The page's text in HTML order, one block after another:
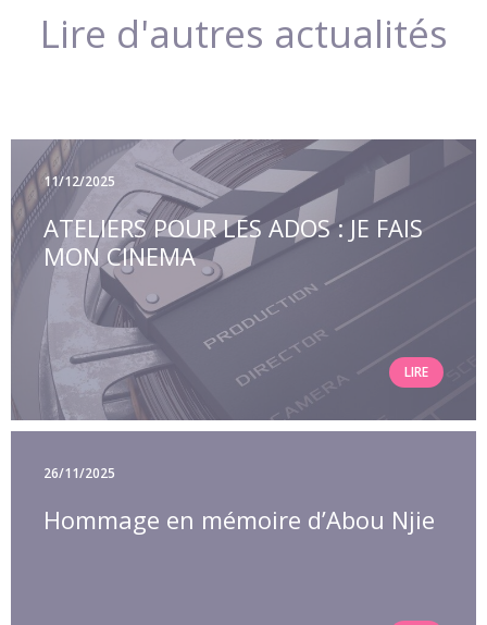
Lire d'autres actualités
11/12/2025
ATELIERS POUR LES ADOS : JE FAIS
MON CINEMA
LIRE
26/11/2025
Hommage en mémoire d’Abou Njie